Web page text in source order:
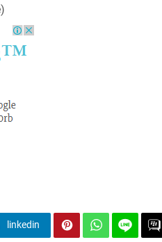
linkedin